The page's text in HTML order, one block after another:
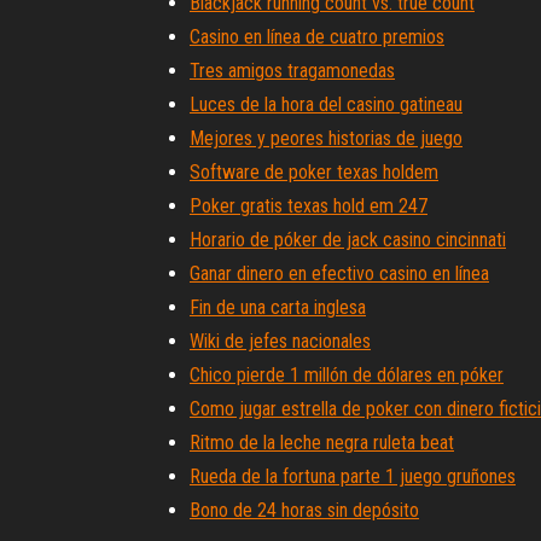
Casino en línea de cuatro premios
Tres amigos tragamonedas
Luces de la hora del casino gatineau
Mejores y peores historias de juego
Software de poker texas holdem
Poker gratis texas hold em 247
Horario de póker de jack casino cincinnati
Ganar dinero en efectivo casino en línea
Fin de una carta inglesa
Wiki de jefes nacionales
Chico pierde 1 millón de dólares en póker
Como jugar estrella de poker con dinero
Ritmo de la leche negra ruleta beat
Rueda de la fortuna parte 1 juego gruñones
Bono de 24 horas sin depósito